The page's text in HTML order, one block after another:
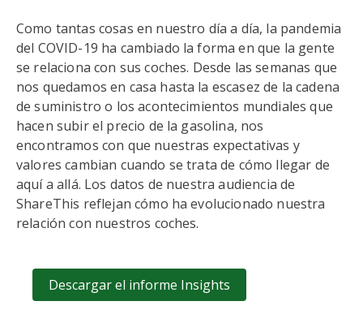
Como tantas cosas en nuestro día a día, la pandemia
del COVID-19 ha cambiado la forma en que la gente
se relaciona con sus coches. Desde las semanas que
nos quedamos en casa hasta la escasez de la cadena
de suministro o los acontecimientos mundiales que
hacen subir el precio de la gasolina, nos
encontramos con que nuestras expectativas y
valores cambian cuando se trata de cómo llegar de
aquí a allá. Los datos de nuestra audiencia de
ShareThis reflejan cómo ha evolucionado nuestra
relación con nuestros coches.
Descargar el informe Insights